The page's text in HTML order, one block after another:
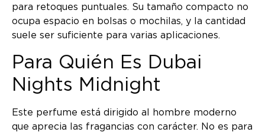
para retoques puntuales. Su tamaño compacto no
ocupa espacio en bolsas o mochilas, y la cantidad
suele ser suficiente para varias aplicaciones.
Para Quién Es Dubai
Nights Midnight
Este perfume está dirigido al hombre moderno
que aprecia las fragancias con carácter. No es para